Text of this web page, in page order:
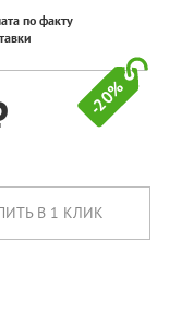
-20%
по факту
В 1 КЛИК